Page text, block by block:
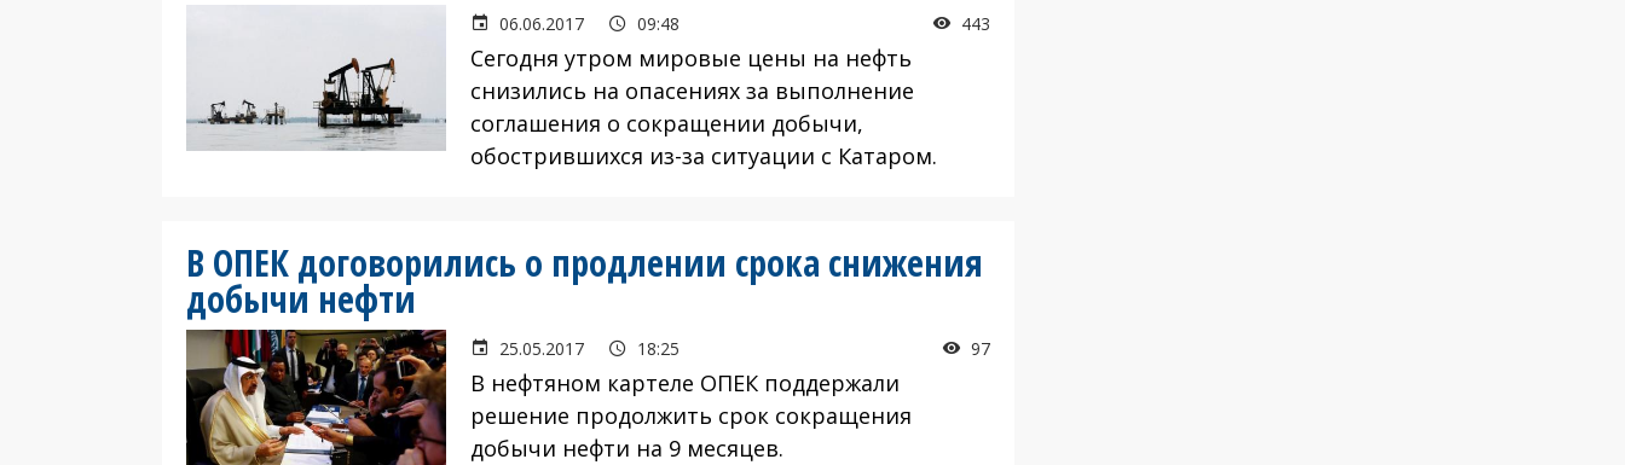
06.06.2017 09:48 443
Сегодня утром мировые цены на нефть
снизились на опасениях за выполнение
соглашения о сокращении добычи,
обострившихся из-за ситуации с Катаром.
В ОПЕК договорились о продлении срока снижения
добычи нефти
25.05.2017 18:25 97
В нефтяном картеле ОПЕК поддержали
решение продолжить срок сокращения
добычи нефти на 9 месяцев.